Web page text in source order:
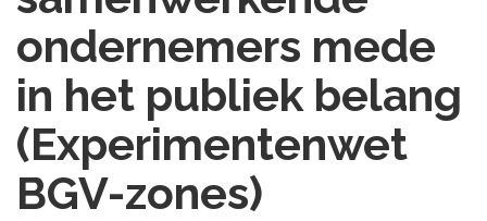
ondernemers mede
in het publiek belang
(Experimentenwet
BGV-zones)